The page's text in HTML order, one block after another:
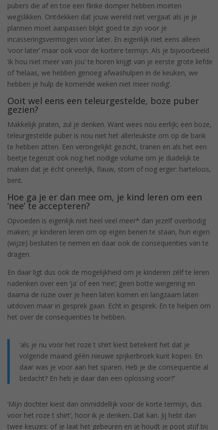
pubers die af en toe een flinke domper hebben moeten
wegslikken. Ontdekken dat jouw wereld niet vergaat als je je
plannen moet aanpassen blijkt goed te zijn voor je
incasseringsvermogen voor later. En eigenlijk niet eens alleen
‘voor later’ maar ook voor de kortere termijn. Als je bijvoorbeeld
‘ik hou niet meer van jou’ te horen krijgt van je eerste grote liefde
of ‘helaas, we hebben genoeg afwashulpen in de keuken, we
hebben je hulp de komende weken niet meer nodig’.
Ooit wel eens een teleurgestelde, boze puber
gezien?
Makkelijk praten, zul je denken. Want wees nou eerlijk; een boze,
teleurgestelde puber is nou niet het allerleukste om op de bank
te hebben zitten. Een verongelijkt gezicht, tranen en als het een
beetje tegenzit ook nog het nodige volume om je duidelijk te
maken dat je écht oneerlijk, flauw, stom of nog erger: harteloos,
bent.
Hoe ga je er dan mee om, je kind leren om een
‘nee’ te accepteren?
Opvoeden is eigenlijk niet heel veel meer* dan jezelf overbodig
maken; je kinderen leren om op eigen benen te staan, hun eigen
(wijze) besluiten te nemen en daar ook de consequenties van te
dragen.
En daar ligt dus ook de mogelijkheid om je kinderen zélf te leren
nadenken over een ‘ja’ of een ‘nee’; geen botte weigering en
daarna de ruzie over je heen laten komen en langzaam laten
uitdoven maar in gesprek gaan. Echt in gesprek. En te helpen om
het over de consequenties te hebben.
‘als je nu voor het roze t shirt kiest betekent het dat je
volgende maand géén nieuwe spijkerbroek kunt kopen. En
daar was je voor aan het sparen. Heb je die consequentie al
bedacht? En heb je daar dan een oplossing voor?’
‘Mijn dochter kiest dan onmiddellijk voor de korte termijn, dus
voor het roze t shirt’, hoor ik je denken. Dat kan. Jij hebt dan
twee keuzes: of je laat het gebeuren en je houdt je poot stijf bij